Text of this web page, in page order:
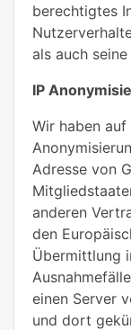
berechtigtes
als auch
IP
Wir haben
Adresse von
anderen
den
Übermittlung
einen Server
und dort